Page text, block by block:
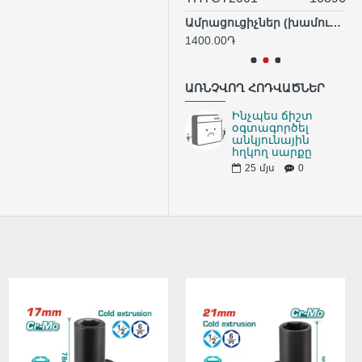
Ամրացուցիչներ (խամուտ) 3.6x200 մմ, 100 հատ
1400.00֏
ԱՌՆՉՎՈՂ ՀՈԴՎԱԾՆԵՐ
Ինչպես ճիշտ
օգտագործել
անկյունային
հղկող սարքը
25 մյս 0
ԱՌԿԱ ՉԷ